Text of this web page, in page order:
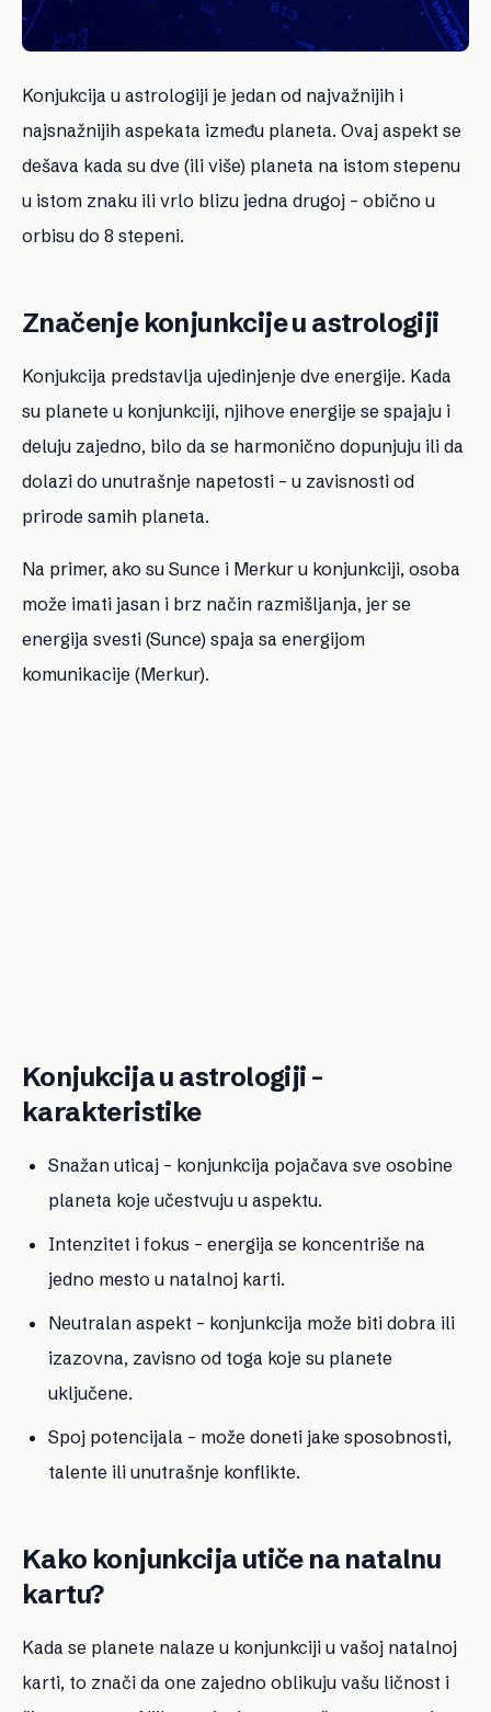
Konjukcija u astrologiji je jedan od najvažnijih i
najsnažnijih aspekata između planeta. Ovaj aspekt se
dešava kada su dve (ili više) planeta na istom stepenu
u istom znaku ili vrlo blizu jedna drugoj – obično u
orbisu do 8 stepeni.
Značenje konjunkcije u astrologiji
Konjukcija predstavlja ujedinjenje dve energije. Kada
su planete u konjunkciji, njihove energije se spajaju i
deluju zajedno, bilo da se harmonično dopunjuju ili da
dolazi do unutrašnje napetosti – u zavisnosti od
prirode samih planeta.
Na primer, ako su Sunce i Merkur u konjunkciji, osoba
može imati jasan i brz način razmišljanja, jer se
energija svesti (Sunce) spaja sa energijom
komunikacije (Merkur).
Konjukcija u astrologiji -
karakteristike
Snažan uticaj – konjunkcija pojačava sve osobine
planeta koje učestvuju u aspektu.
Intenzitet i fokus – energija se koncentriše na
jedno mesto u natalnoj karti.
Neutralan aspekt – konjunkcija može biti dobra ili
izazovna, zavisno od toga koje su planete
uključene.
Spoj potencijala – može doneti jake sposobnosti,
talente ili unutrašnje konflikte.
Kako konjunkcija utiče na natalnu
kartu?
Kada se planete nalaze u konjunkciji u vašoj natalnoj
karti, to znači da one zajedno oblikuju vašu ličnost i